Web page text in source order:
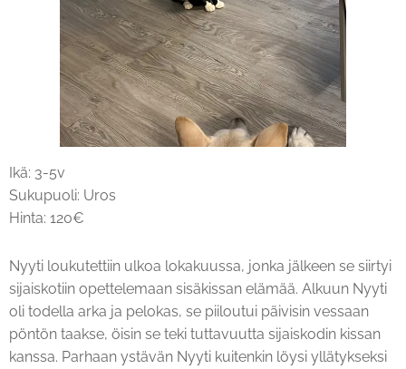
Ikä: 3-5v
Sukupuoli: Uros
Hinta: 120€
Nyyti loukutettiin ulkoa lokakuussa, jonka jälkeen se siirtyi
sijaiskotiin opettelemaan sisäkissan elämää. Alkuun Nyyti
oli todella arka ja pelokas, se piiloutui päivisin vessaan
pöntön taakse, öisin se teki tuttavuutta sijaiskodin kissan
kanssa. Parhaan ystävän Nyyti kuitenkin löysi yllätykseksi